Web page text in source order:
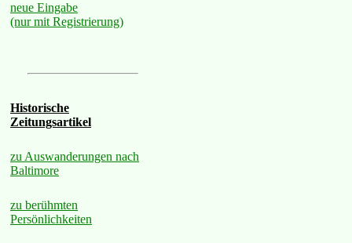
neue Eingabe
(nur mit Registrierung)
Historische
Zeitungsartikel
zu Auswanderungen nach
Baltimore
zu berühmten
Persönlichkeiten